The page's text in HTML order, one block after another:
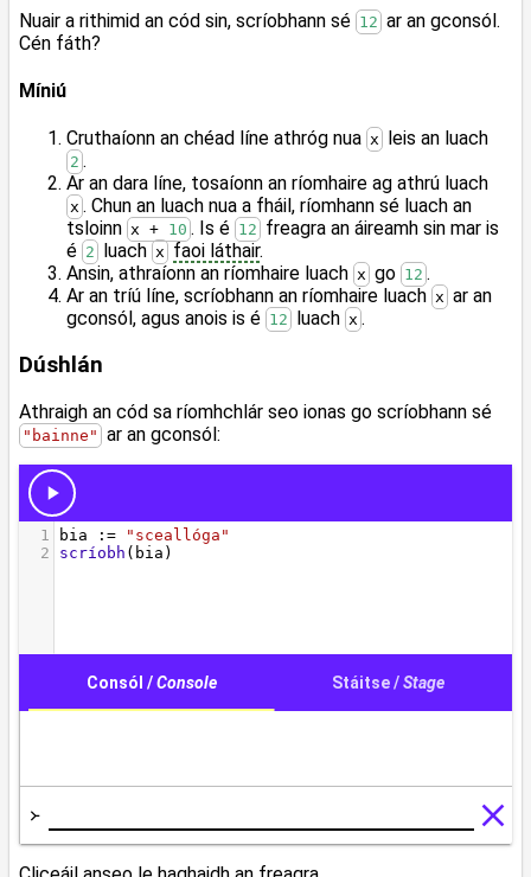
Nuair a rithimid an cód sin, scríobhann sé 12 ar an gconsól.
Cén fáth?
Míniú
Cruthaíonn an chéad líne athróg nua x leis an luach
2 .
Ar an dara líne, tosaíonn an ríomhaire ag athrú luach
x . Chun an luach nua a fháil, ríomhann sé luach an
tsloinn x + 10 . Is é 12 freagra an áireamh sin mar is
é 2 luach x faoi láthair.
Ansin, athraíonn an ríomhaire luach x go 12 .
Ar an tríú líne, scríobhann an ríomhaire luach x ar an
gconsól, agus anois is é 12 luach x .
Dúshlán
Athraigh an cód sa ríomhchlár seo ionas go scríobhann sé
"bainne" ar an gconsól: